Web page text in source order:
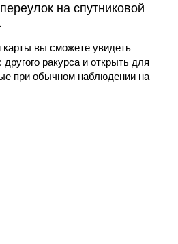
на спутниковой
вы сможете увидеть
ракурса и открыть для
при обычном наблюдении на